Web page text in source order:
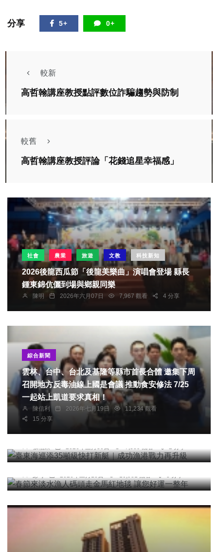
分享 5+ 0+
較新
高哲翰講座教授點評數位詐騙趨勢與防制
較舊
高哲翰講座教授評論「花錢追星幸福感」
社會 農業 旅遊 文教 科技新知
2026後龍西瓜節「後龍美樂曲」演唱會登場 縣長
鍾東錦伉儷到場與鄉親同樂
陳明 2026年六月07日 7,967 觀看 4 分享
綜合新聞
雲林、台中、台北及基隆等縣市首長合體 邀集下周
召開地方反毒油線上國是會議 推動食安修法 7/25
一起站上凱道要求真相！
陳信利 2026年七月19日
11,234 觀看
15 分享
社會
臺東海巡添35噸級快打新艇｜成功漁港戰力再升級
綜合新聞
春節來淡水漁人碼頭走金馬紅地毯 讓您好運一整年
彭可 2026年二月18日 10,981 觀看 5 分享